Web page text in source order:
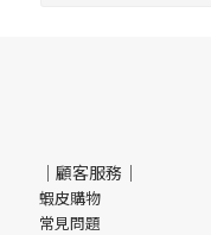
｜顧客服務｜
蝦皮購物
常見問題